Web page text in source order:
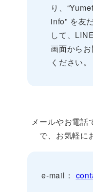
り、
info” を友
して、
画面から
ください。
メールやお電話
で、お気軽に
e-mail：